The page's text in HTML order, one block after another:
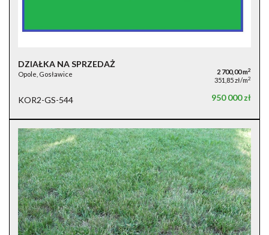
DZIAŁKA NA SPRZEDAŻ
Opole, Gosławice 2 700,00 m2
351,85 zł/m2
KOR2-GS-544 950 000 zł